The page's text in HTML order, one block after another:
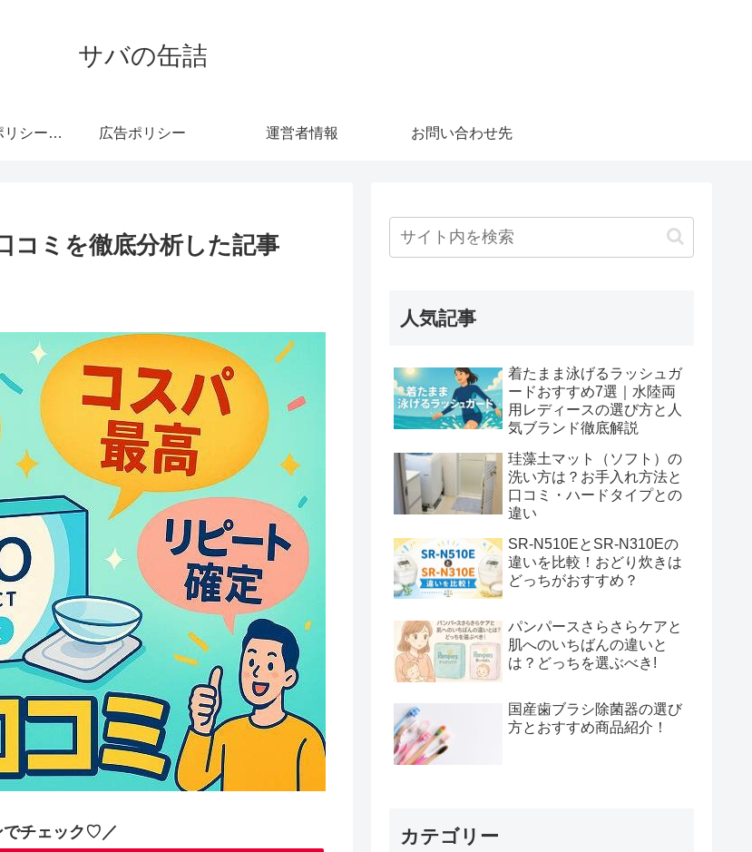
サバの缶詰
プライバシーポリシー・免責事項 広告ポリシー 運営者情報 お問い合わせ先
コミを徹底分析した記事
でチェック♡／
人気記事
着たまま泳げるラッシュガ
ードおすすめ7選｜水陸両
用レディースの選び方と人
気ブランド徹底解説
珪藻土マット（ソフト）の
洗い方は？お手入れ方法と
口コミ・ハードタイプとの
違い
SR-N510EとSR-N310Eの
違いを比較！おどり炊きは
どっちがおすすめ？
パンパースさらさらケアと
肌へのいちばんの違いと
は？どっちを選ぶべき!
国産歯ブラシ除菌器の選び
方とおすすめ商品紹介！
カテゴリー